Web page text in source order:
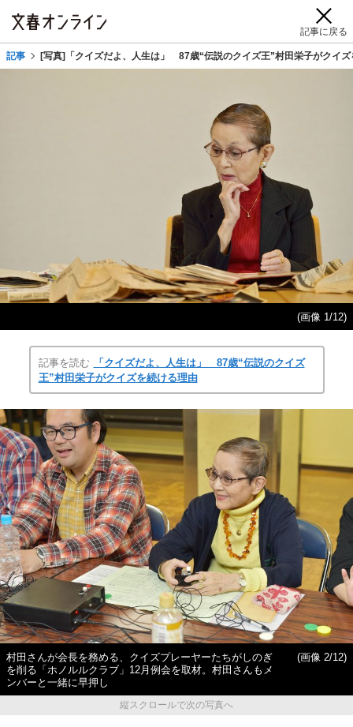
記事に戻る
記事 [写真]「クイズだよ、人生は」 87歳“伝説のクイズ王”村田栄子がクイズ
(画像 1/12)
記事を読む
「クイズだよ、人生は」 87歳“伝説のクイズ
王”村田栄子がクイズを続ける理由
村田さんが会長を務める、クイズプレーヤーたちがしのぎ
を削る「ホノルルクラブ」12月例会を取材。村田さんもメ
ンバーと一緒に早押し
(画像 2/12)
縦スクロールで次の写真へ